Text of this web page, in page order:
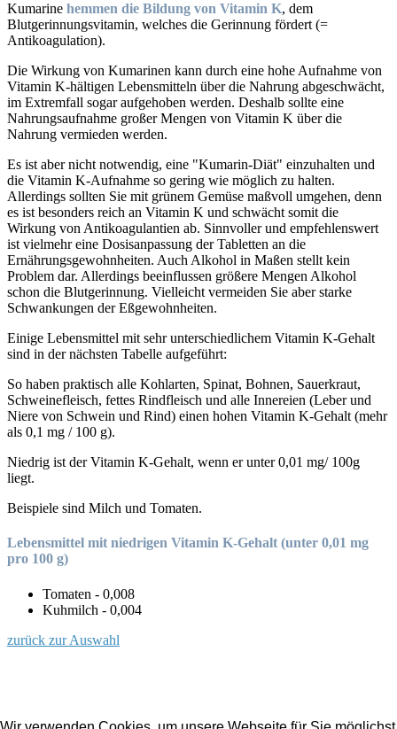
Kumarine hemmen die Bildung von Vitamin K, dem
Blutgerinnungsvitamin, welches die Gerinnung fördert (=
Antikoagulation).
Die Wirkung von Kumarinen kann durch eine hohe Aufnahme von
Vitamin K-hältigen Lebensmitteln über die Nahrung abgeschwächt,
im Extremfall sogar aufgehoben werden. Deshalb sollte eine
Nahrungsaufnahme großer Mengen von Vitamin K über die
Nahrung vermieden werden.
Es ist aber nicht notwendig, eine "Kumarin-Diät" einzuhalten und
die Vitamin K-Aufnahme so gering wie möglich zu halten.
Allerdings sollten Sie mit grünem Gemüse maßvoll umgehen, denn
es ist besonders reich an Vitamin K und schwächt somit die
Wirkung von Antikoagulantien ab. Sinnvoller und empfehlenswert
ist vielmehr eine Dosisanpassung der Tabletten an die
Ernährungsgewohnheiten. Auch Alkohol in Maßen stellt kein
Problem dar. Allerdings beeinflussen größere Mengen Alkohol
schon die Blutgerinnung. Vielleicht vermeiden Sie aber starke
Schwankungen der Eßgewohnheiten.
Einige Lebensmittel mit sehr unterschiedlichem Vitamin K-Gehalt
sind in der nächsten Tabelle aufgeführt:
So haben praktisch alle Kohlarten, Spinat, Bohnen, Sauerkraut,
Schweinefleisch, fettes Rindfleisch und alle Innereien (Leber und
Niere von Schwein und Rind) einen hohen Vitamin K-Gehalt (mehr
als 0,1 mg / 100 g).
Niedrig ist der Vitamin K-Gehalt, wenn er unter 0,01 mg/ 100g
liegt.
Beispiele sind Milch und Tomaten.
Lebensmittel mit niedrigen Vitamin K-Gehalt (unter 0,01 mg
pro 100 g)
Tomaten - 0,008
Kuhmilch - 0,004
zurück zur Auswahl